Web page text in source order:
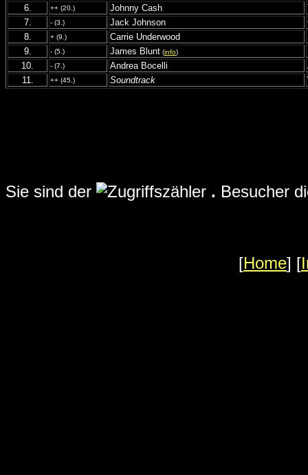
6.
++ (20.) Johnny Cash
7.
- (3.) Jack Johnson
8.
+ (9.) Carrie Underwood
9.
- (5.) James Blunt (info)
10.
- (7.) Andrea Bocelli
11.
++ (45.) Soundtrack
Sie sind der . Besucher
[Home] [